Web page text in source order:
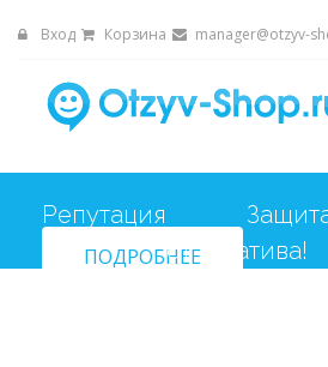
Вход Корзина manager@otzyv-
Репутация
от негатива!
ПОДРОБНЕЕ